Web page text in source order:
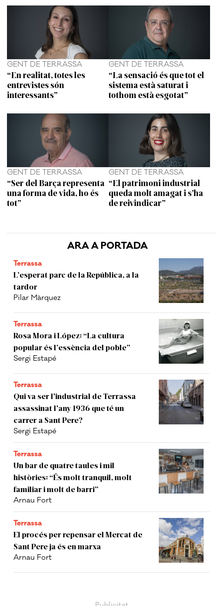
ARA A PORTADA
Terrassa
L’esperat parc de la República, a la
tardor
Pilar Màrquez
Terrassa
Rosa Mora i López: “La cultura
popular és l’essència del poble”
Sergi Estapé
Terrassa
Qui va ser l'industrial de Terrassa
assassinat l'any 1936 que té un
carrer a Sant Pere?
Sergi Estapé
Terrassa
Un bar de quatre taules i mil
històries: “És molt tranquil, molt
familiar i molt de barri”
Arnau Fort
Terrassa
El procés per repensar el Mercat de
Sant Pere ja és en marxa
Arnau Fort
GENT DE TERRASSA
“En realitat, totes les
entrevistes són
interessants”
GENT DE TERRASSA
“La sensació és que tot el
sistema està saturat i
tothom està esgotat”
GENT DE TERRASSA
“Ser del Barça representa
una forma de vida, ho és
tot”
GENT DE TERRASSA
“El patrimoni industrial
queda molt amagat i s’ha
de reivindicar”